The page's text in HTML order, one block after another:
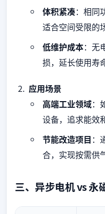
体积紧凑：相同
适合空间受限的
低维护成本：无
损，延长使用寿
应用场景
高端工业领域：
设备，追求能效
节能改造项目 ：
合，实现按需供
三、异步电机 vs 永